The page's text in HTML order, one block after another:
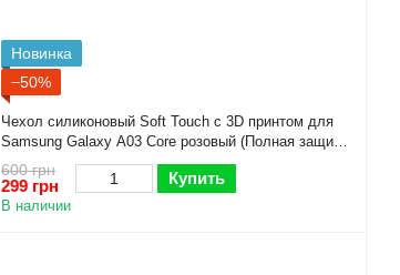
Новинка
−50%
Чехол силиконовый Soft Touch с 3D принтом для
Samsung Galaxy A03 Core розовый (Полная защита
камеры)
600 грн
299 грн Купить
В наличии